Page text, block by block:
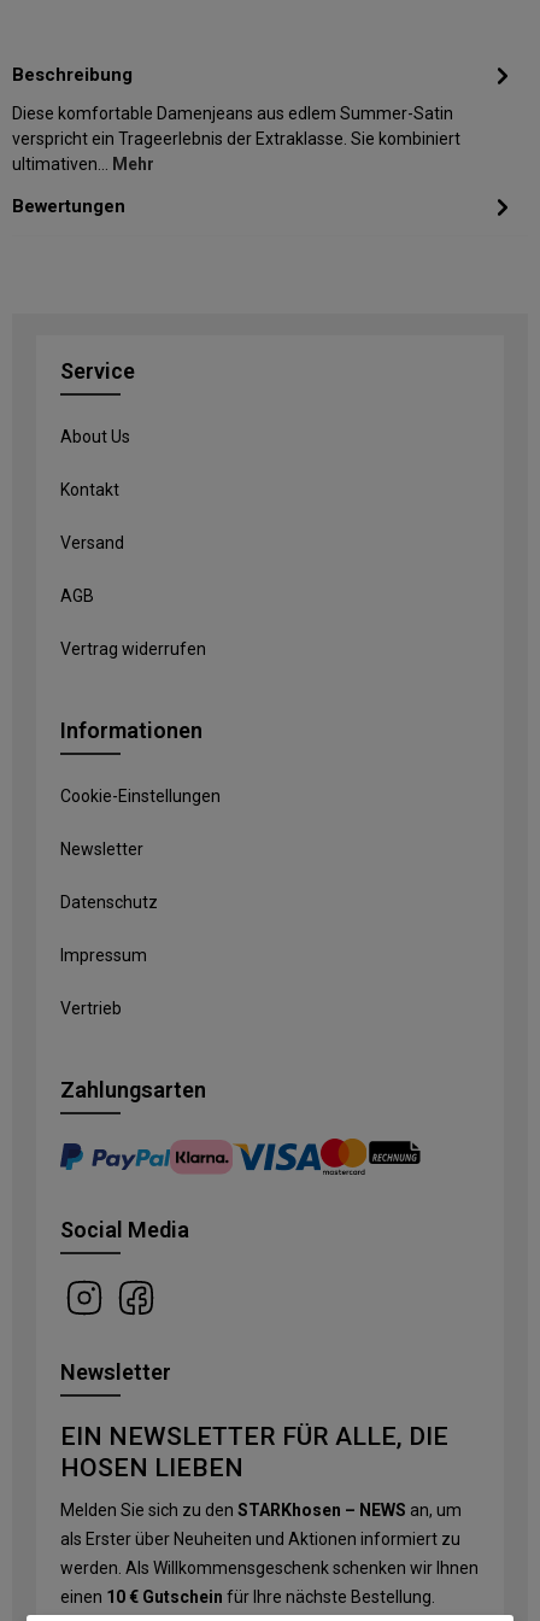
Beschreibung
Diese komfortable Damenjeans aus edlem Summer-Satin
verspricht ein Trageerlebnis der Extraklasse. Sie kombiniert
ultimativen… Mehr
Bewertungen
Service
About Us
Kontakt
Versand
AGB
Vertrag widerrufen
Informationen
Cookie-Einstellungen
Newsletter
Datenschutz
Impressum
Vertrieb
Zahlungsarten
Social Media
Newsletter
EIN NEWSLETTER FÜR ALLE, DIE
HOSEN LIEBEN
Melden Sie sich zu den STARKhosen – NEWS an, um
als Erster über Neuheiten und Aktionen informiert zu
werden. Als Willkommensgeschenk schenken wir Ihnen
einen 10 € Gutschein für Ihre nächste Bestellung.